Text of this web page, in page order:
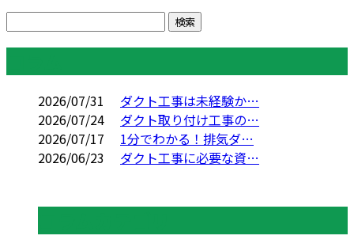
2026/07/31
ダクト工事は未経験か…
2026/07/24
ダクト取り付け工事の…
2026/07/17
1分でわかる！排気ダ…
2026/06/23
ダクト工事に必要な資…